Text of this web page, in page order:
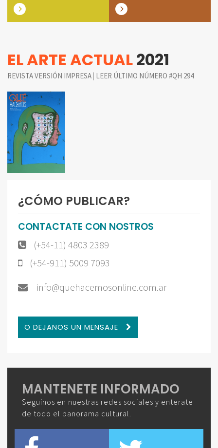
EL ARTE ACTUAL2021
REVISTA VERSIÓN IMPRESA | LEER ÚLTIMO NÚMERO #QH 294
¿CÓMO PUBLICAR?
CONTACTATE CON NOSTROS
(+54-11) 4803 2389
(+54-911) 5009 7093
info@quehacemosonline.com.ar
O DEJANOS UN MENSAJE
MANTENETE INFORMADO
Seguinos en nuestras redes sociales y enterate
de todo el panorama cultural.